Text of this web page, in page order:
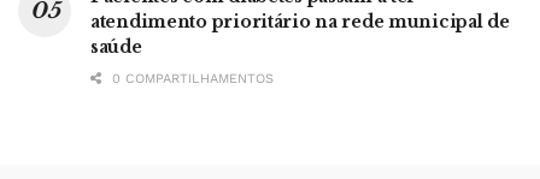
atendimento prioritário na rede municipal de
saúde
0 COMPARTILHAMENTOS